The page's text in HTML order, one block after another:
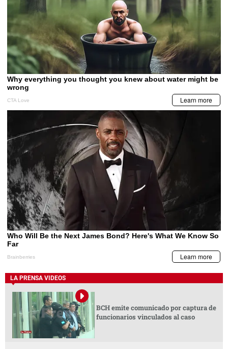
LA PRENSA VIDEOS
BCH emite comunicado por captura de
funcionarios vinculados al caso